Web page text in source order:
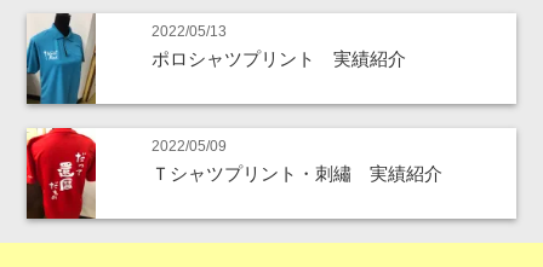
2022/05/13
ポロシャツプリント 実績紹介
2022/05/09
Ｔシャツプリント・刺繡 実績紹介